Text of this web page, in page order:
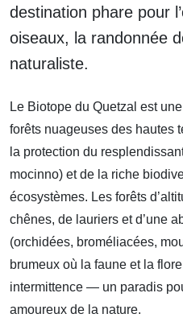
destination phare pour
oiseaux, la randonnée
naturaliste.
Le Biotope du Quetzal est
forêts nuageuses des hautes
la protection du
mocinno) et de la riche
écosystèmes. Les forêts
chênes, de lauriers et d’une
(orchidées, broméliacées,
brumeux où la faune et la
intermittence — un paradis
amoureux de la nature.